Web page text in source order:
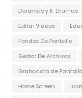
Doramas y K-Dramas
Editar Videos
Fondos De Pantalla
Gestor De Archivos
Grabadora de Pantalla
Home Screen